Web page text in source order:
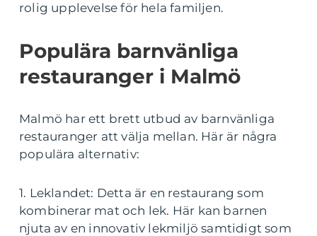
rolig upplevelse för hela familjen.
Populära barnvänliga
restauranger i Malmö
Malmö har ett brett utbud av barnvänliga
restauranger att välja mellan. Här är några
populära alternativ:
1. Leklandet: Detta är en restaurang som
kombinerar mat och lek. Här kan barnen
njuta av en innovativ lekmiljö samtidigt som